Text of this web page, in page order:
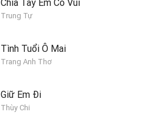
Chia Tay Em Có Vui
Trung Tự
Tình Tuổi Ô Mai
Trang Anh Thơ
Giữ Em Đi
Thùy Chi